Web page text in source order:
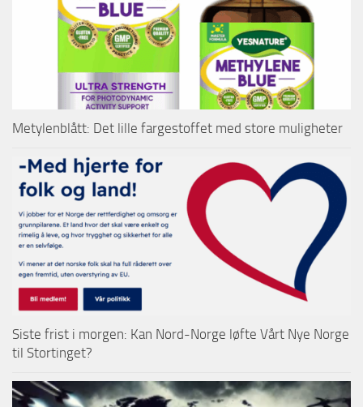
Metylenblått: Det lille fargestoffet med store muligheter
Siste frist i morgen: Kan Nord-Norge løfte Vårt Nye Norge
til Stortinget?